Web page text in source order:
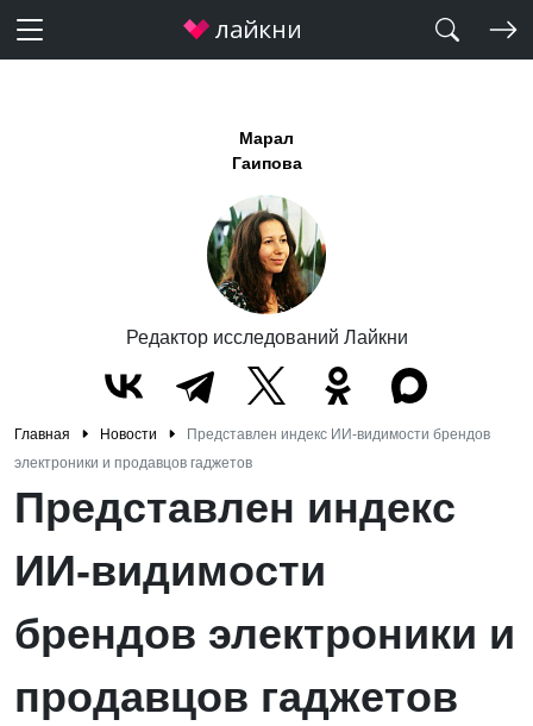
Марал
Гаипова
Редактор исследований Лайкни
Главная Новости
Представлен индекс ИИ-видимости брендов
электроники и продавцов гаджетов
Представлен индекс
ИИ-видимости
брендов электроники и
продавцов гаджетов